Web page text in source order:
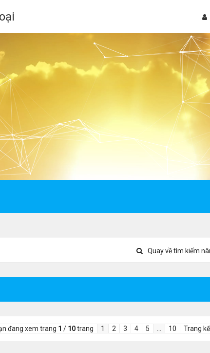
Quay về tìm kiếm
đang xem trang 1 / 10trang 1 2 3 4 5 10 Trang